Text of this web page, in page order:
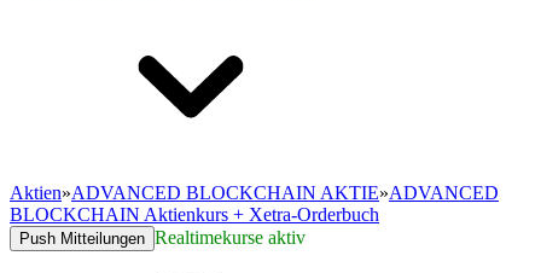
Aktien»ADVANCED BLOCKCHAIN AKTIE»ADVANCED
BLOCKCHAIN Aktienkurs + Xetra-Orderbuch
Push Mitteilungen Realtimekurse aktiv